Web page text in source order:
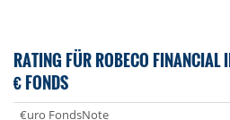
RATING FÜR ROBECO FINANCIAL
€ FONDS
€uro FondsNote